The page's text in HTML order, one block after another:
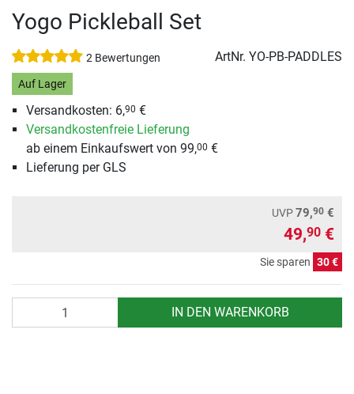
Yogo Pickleball Set
2 Bewertungen ArtNr. YO-PB-PADDLES
Auf Lager
Versandkosten: 6,90 €
Versandkostenfreie Lieferung
ab einem Einkaufswert von 99,00 €
Lieferung per GLS
UVP79,90 €
49,90 €
Sie sparen 30 €
IN DEN WARENKORB